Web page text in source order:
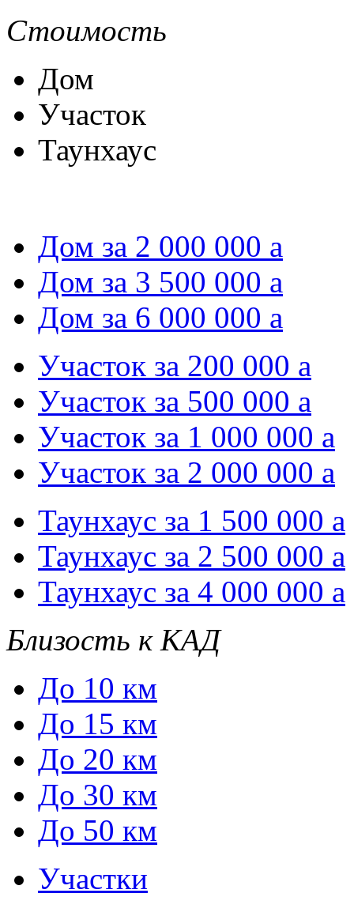
Стоимость
Дом
Участок
Таунхаус
Дом за 2 000 000 a
Дом за 3 500 000 a
Дом за 6 000 000 a
Участок за 200 000 a
Участок за 500 000 a
Участок за 1 000 000 a
Участок за 2 000 000 a
Таунхаус за 1 500 000 a
Таунхаус за 2 500 000 a
Таунхаус за 4 000 000 a
Близость к КАД
До 10 км
До 15 км
До 20 км
До 30 км
До 50 км
Участки